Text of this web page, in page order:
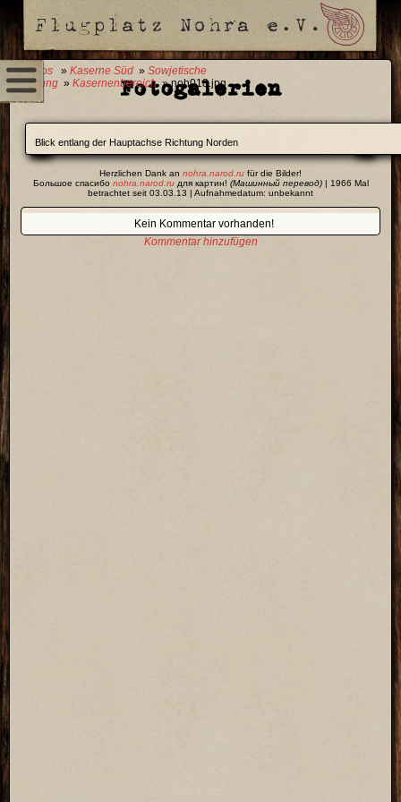
0 Fotos » Kaserne Süd » Sowjetische
Nutzung » Kasernenbereich» noh018.jpg
Fotogalerien
Blick entlang der Hauptachse Richtung Norden
Herzlichen Dank an nohra.narod.ru für die Bilder!
Большое спасибо nohra.narod.ruдля картин! (Машинный перевод)| 1966 Mal
betrachtet seit 03.03.13 | Aufnahmedatum: unbekannt
Kein Kommentar vorhanden!
Kommentar hinzufügen